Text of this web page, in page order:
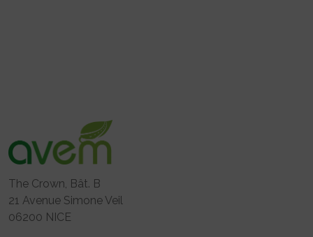
The Crown, Bât. B
21 Avenue Simone Veil
06200 NICE